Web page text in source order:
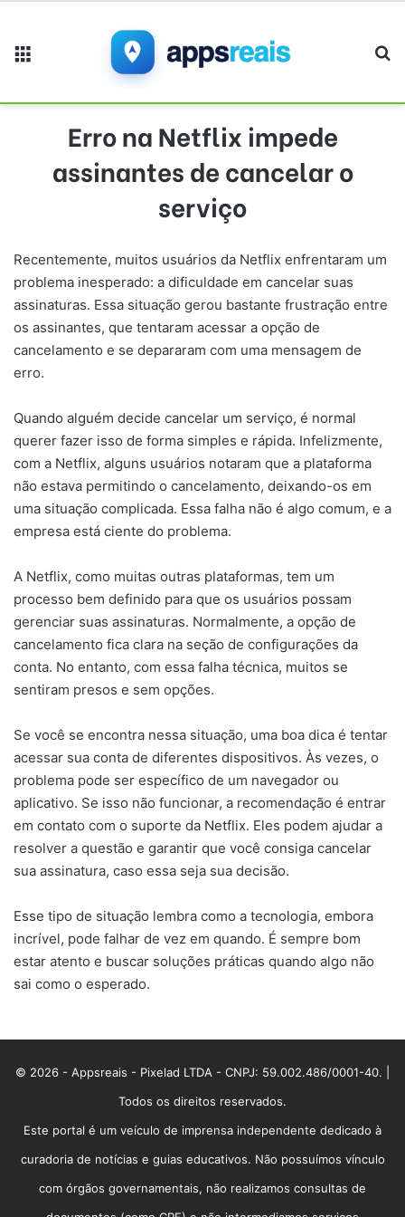
Erro na Netflix impede
assinantes de cancelar o
serviço
Recentemente, muitos usuários da Netflix enfrentaram um
problema inesperado: a dificuldade em cancelar suas
assinaturas. Essa situação gerou bastante frustração entre
os assinantes, que tentaram acessar a opção de
cancelamento e se depararam com uma mensagem de
erro.
Quando alguém decide cancelar um serviço, é normal
querer fazer isso de forma simples e rápida. Infelizmente,
com a Netflix, alguns usuários notaram que a plataforma
não estava permitindo o cancelamento, deixando-os em
uma situação complicada. Essa falha não é algo comum, e a
empresa está ciente do problema.
A Netflix, como muitas outras plataformas, tem um
processo bem definido para que os usuários possam
gerenciar suas assinaturas. Normalmente, a opção de
cancelamento fica clara na seção de configurações da
conta. No entanto, com essa falha técnica, muitos se
sentiram presos e sem opções.
Se você se encontra nessa situação, uma boa dica é tentar
acessar sua conta de diferentes dispositivos. Às vezes, o
problema pode ser específico de um navegador ou
aplicativo. Se isso não funcionar, a recomendação é entrar
em contato com o suporte da Netflix. Eles podem ajudar a
resolver a questão e garantir que você consiga cancelar
sua assinatura, caso essa seja sua decisão.
Esse tipo de situação lembra como a tecnologia, embora
incrível, pode falhar de vez em quando. É sempre bom
estar atento e buscar soluções práticas quando algo não
sai como o esperado.
© 2026 - Appsreais - Pixelad LTDA - CNPJ: 59.002.486/0001-40. |
Todos os direitos reservados.
Este portal é um veículo de imprensa independente dedicado à
curadoria de notícias e guias educativos. Não possuímos vínculo
com órgãos governamentais, não realizamos consultas de